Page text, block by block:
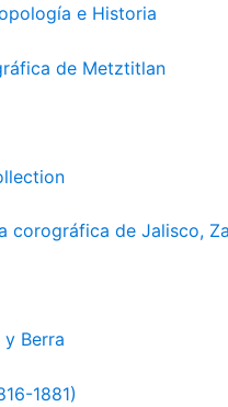
e Historia
de Metztitlan
corográfica de Jalisco,
Berra
1881)